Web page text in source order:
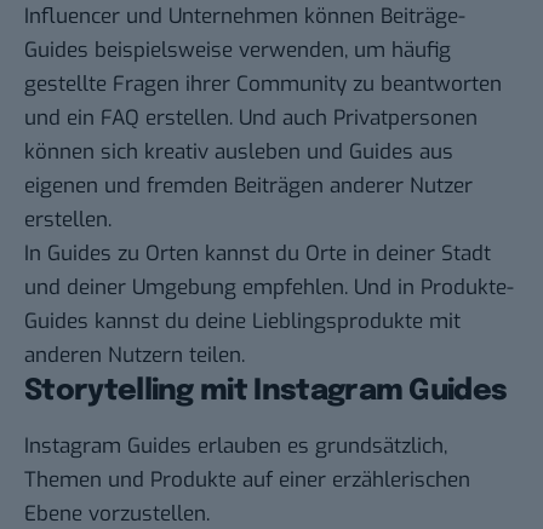
Influencer und Unternehmen können Beiträge-
Guides beispielsweise verwenden, um häufig
gestellte Fragen ihrer Community zu beantworten
und ein FAQ erstellen. Und auch Privatpersonen
können sich kreativ ausleben und Guides aus
eigenen und fremden Beiträgen anderer Nutzer
erstellen.
In Guides zu Orten kannst du Orte in deiner Stadt
und deiner Umgebung empfehlen. Und in Produkte-
Guides kannst du deine Lieblingsprodukte mit
anderen Nutzern teilen.
Storytelling mit Instagram Guides
Instagram Guides erlauben es grundsätzlich,
Themen und Produkte auf einer erzählerischen
Ebene vorzustellen.